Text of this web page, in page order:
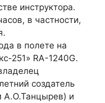
инструктора.
в частности,
в полете на
251» RA-1240G.
создатель
А.О.Танцырев) и